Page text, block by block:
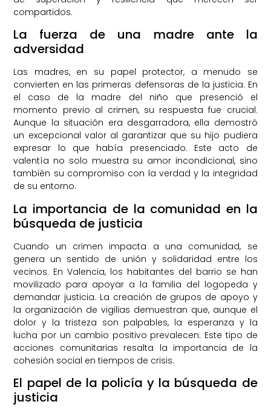
compartidos.
La fuerza de una madre ante la
adversidad
Las madres, en su papel protector, a menudo se
convierten en las primeras defensoras de la justicia. En
el caso de la madre del niño que presenció el
momento previo al crimen, su respuesta fue crucial.
Aunque la situación era desgarradora, ella demostró
un excepcional valor al garantizar que su hijo pudiera
expresar lo que había presenciado. Este acto de
valentía no solo muestra su amor incondicional, sino
también su compromiso con la verdad y la integridad
de su entorno.
La importancia de la comunidad en la
búsqueda de justicia
Cuando un crimen impacta a una comunidad, se
genera un sentido de unión y solidaridad entre los
vecinos. En Valencia, los habitantes del barrio se han
movilizado para apoyar a la familia del logopeda y
demandar justicia. La creación de grupos de apoyo y
la organización de vigilias demuestran que, aunque el
dolor y la tristeza son palpables, la esperanza y la
lucha por un cambio positivo prevalecen. Este tipo de
acciones comunitarias resalta la importancia de la
cohesión social en tiempos de crisis.
El papel de la policía y la búsqueda de
justicia